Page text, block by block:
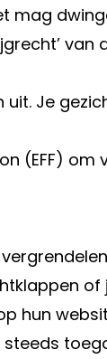
mag
van
Je
(EFF) om
of
hun